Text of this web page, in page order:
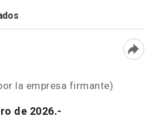
la empresa firmante)
de 2026.-